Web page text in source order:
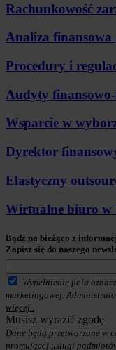
Rachunkowość
Analiza finansowa
Procedury i
Audyty
Wsparcie w
Dyrektor
Elastyczny
Wirtualne biuro w
Bądź na bieżąco z
Zapisz się do naszego
Wypełnienie pola
marketingowej.
więcej..
Musisz wyrazić zgodę
Dane będą przetwarzane w
promującej usługi